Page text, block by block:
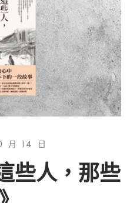
月 14 日
些人，那些